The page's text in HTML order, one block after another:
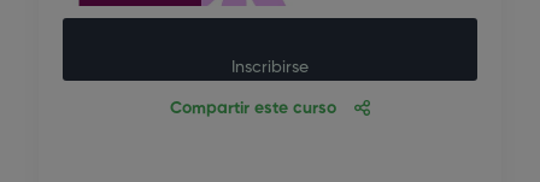
Inscribirse
Compartir este curso